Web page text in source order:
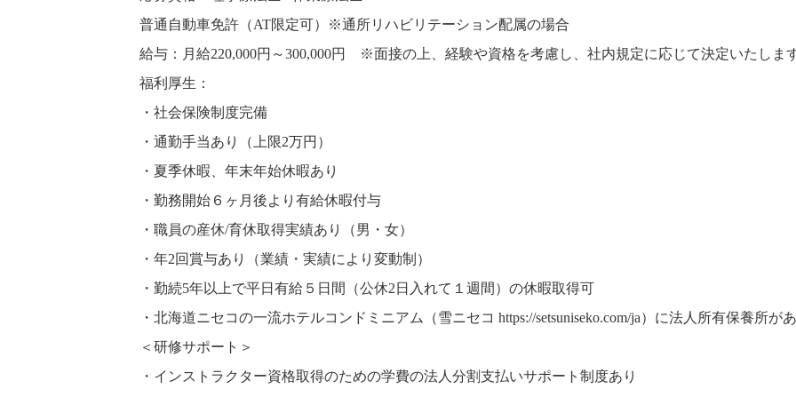
普通自動車免許（AT限定可）※通所リハビリテーション配属の場合
給与：月給220,000円～300,000円 ※面接の上、経験や資格を考慮し、社内規定に応じて決定いたします
福利厚生：
・社会保険制度完備
・通勤手当あり（上限2万円）
・夏季休暇、年末年始休暇あり
・勤務開始６ヶ月後より有給休暇付与
・職員の産休/育休取得実績あり（男・女）
・年2回賞与あり（業績・実績により変動制）
・勤続5年以上で平日有給５日間（公休2日入れて１週間）の休暇取得可
・北海道ニセコの一流ホテルコンドミニアム（雪ニセコ https://setsuniseko.com/ja）に法人所有保養所が
＜研修サポート＞
・インストラクター資格取得のための学費の法人分割支払いサポート制度あり